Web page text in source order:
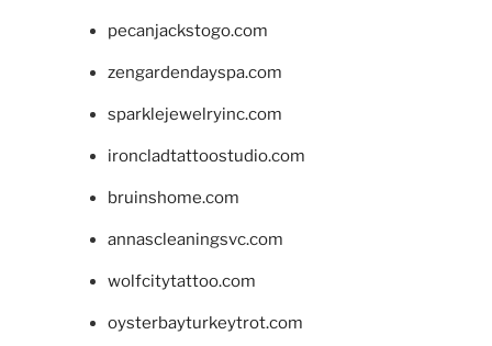
pecanjackstogo.com
zengardendayspa.com
sparklejewelryinc.com
ironcladtattoostudio.com
bruinshome.com
annascleaningsvc.com
wolfcitytattoo.com
oysterbayturkeytrot.com